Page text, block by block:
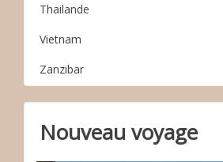
Thailande
Vietnam
Zanzibar
Nouveau voyage